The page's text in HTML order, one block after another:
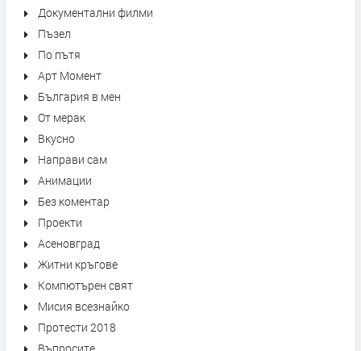
Документални филми
Пъзел
По пътя
Арт Момент
България в мен
От мерак
Вкусно
Направи сам
Анимации
Без коментар
Проекти
Асеновград
Житни кръгове
Компютърен свят
Мисия всезнайко
Протести 2018